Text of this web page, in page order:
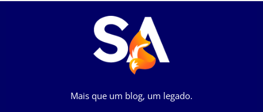
Mais que um blog, um legado.